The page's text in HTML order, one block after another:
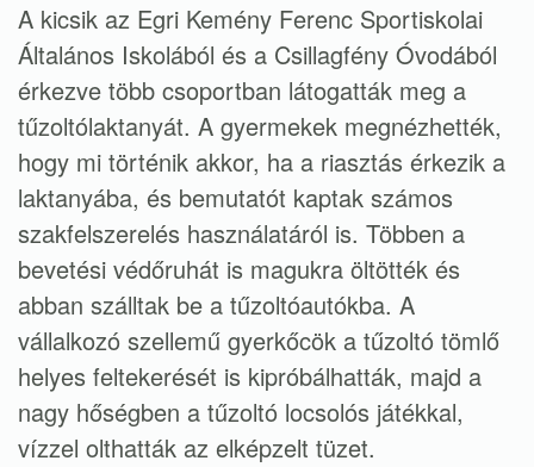
A kicsik az Egri Kemény Ferenc Sportiskolai
Általános Iskolából és a Csillagfény Óvodából
érkezve több csoportban látogatták meg a
tűzoltólaktanyát. A gyermekek megnézhették,
hogy mi történik akkor, ha a riasztás érkezik a
laktanyába, és bemutatót kaptak számos
szakfelszerelés használatáról is. Többen a
bevetési védőruhát is magukra öltötték és
abban szálltak be a tűzoltóautókba. A
vállalkozó szellemű gyerkőcök a tűzoltó tömlő
helyes feltekerését is kipróbálhatták, majd a
nagy hőségben a tűzoltó locsolós játékkal,
vízzel olthatták az elképzelt tüzet.